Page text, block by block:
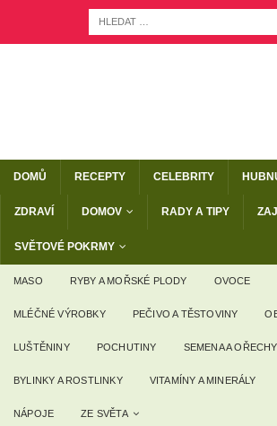
DOMŮ RECEPTY CELEBRITY
ZDRAVÍ DOMOV RADY A TIPY
SVĚTOVÉ POKRMY
MASO RYBY A MOŘSKÉ PLODY OVOCE
MLÉČNÉ VÝROBKY PEČIVO A TĚSTOVINY
LUŠTĚNINY POCHUTINY SEMENA A OŘECHY
BYLINKY A ROSTLINKY VITAMÍNY A MINERÁLY
NÁPOJE ZE SVĚTA